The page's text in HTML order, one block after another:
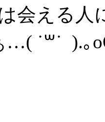
会える人
˙꒳˙ ).｡